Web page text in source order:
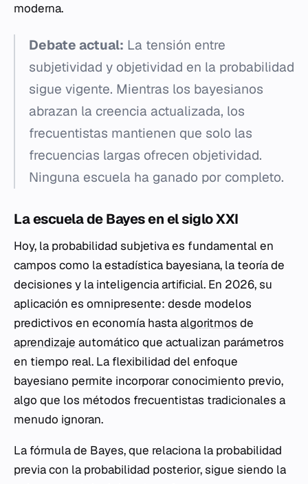
moderna.
Debate actual: La tensión entre
subjetividad y objetividad en la probabilidad
sigue vigente. Mientras los bayesianos
abrazan la creencia actualizada, los
frecuentistas mantienen que solo las
frecuencias largas ofrecen objetividad.
Ninguna escuela ha ganado por completo.
La escuela de Bayes en el siglo XXI
Hoy, la probabilidad subjetiva es fundamental en
campos como la estadística bayesiana, la teoría de
decisiones y la inteligencia artificial. En 2026, su
aplicación es omnipresente: desde modelos
predictivos en economía hastaalgoritmos de
aprendizaje automático que actualizan parámetros
en tiempo real. La flexibilidad del enfoque
bayesiano permite incorporar conocimiento previo,
algo que los métodos frecuentistas tradicionales a
menudo ignoran.
La fórmula de Bayes, que relaciona la probabilidad
previa con la probabilidad posterior, sigue siendo la